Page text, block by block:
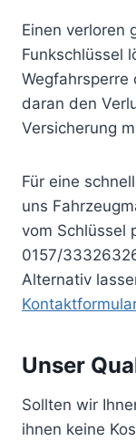
Einen verloren
Funkschlüssel
Wegfahrsperre
daran den
Versicherung
Für eine
uns
vom Schlüssel
0157/
Alternativ
Unser
Sollten wir
ihnen keine